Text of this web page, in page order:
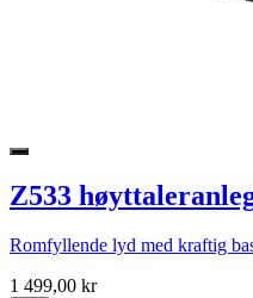
Z533
Romfyllende lyd med kraftig
1 499,00 kr